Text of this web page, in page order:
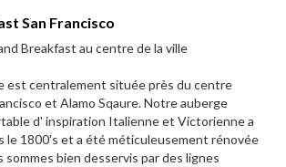
San Francisco
Breakfast au centre de la ville
est centralement située près du centre
et Alamo Sqaure. Notre auberge
d' inspiration Italienne et Victorienne a
le 1800's et a été méticuleusement rénovée
bien desservis par des lignes